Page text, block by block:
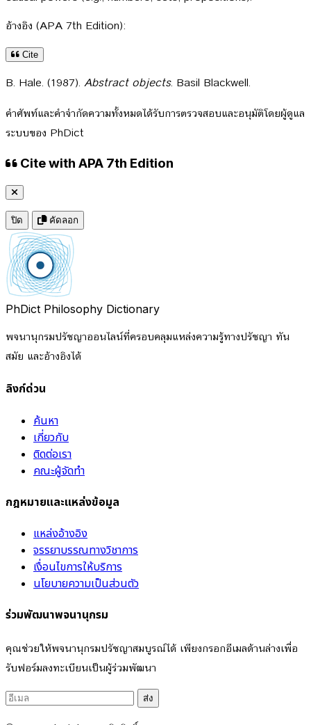
อ้างอิง (APA 7th Edition):
Cite
B. Hale. (1987). Abstract objects. Basil Blackwell.
คำศัพท์และคำจำกัดความทั้งหมดได้รับการตรวจสอบและอนุมัติโดยผู้ดูแล
ระบบของ PhDict
Cite with APA 7th Edition
ปิด คัดลอก
PhDict Philosophy Dictionary
พจนานุกรมปรัชญาออนไลน์ที่ครอบคลุมแหล่งความรู้ทางปรัชญา ทัน
สมัย และอ้างอิงได้
ลิงก์ด่วน
ค้นหา
เกี่ยวกับ
ติดต่อเรา
คณะผู้จัดทำ
กฎหมายและแหล่งข้อมูล
แหล่งอ้างอิง
จรรยาบรรณทางวิชาการ
เงื่อนไขการให้บริการ
นโยบายความเป็นส่วนตัว
ร่วมพัฒนาพจนานุกรม
คุณช่วยให้พจนานุกรมปรัชญาสมบูรณ์ได้ เพียงกรอกอีเมลด้านล่างเพื่อ
รับฟอร์มลงทะเบียนเป็นผู้ร่วมพัฒนา
ส่ง